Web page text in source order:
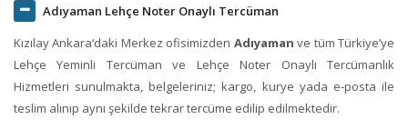
Adıyaman Lehçe Noter Onaylı Tercüman
Kızılay Ankara‘daki Merkez ofisimizden Adıyaman ve tüm Türkiye’ye
Lehçe Yeminli Tercüman ve Lehçe Noter Onaylı Tercümanlık
Hizmetleri sunulmakta, belgeleriniz; kargo, kurye yada e-posta ile
teslim alınıp aynı şekilde tekrar tercüme edilip edilmektedir.